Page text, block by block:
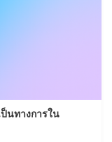
ป็นทางการใน